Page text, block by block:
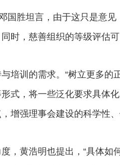
胜坦言，由于这只是意见
时，慈善组织的等级评估
训的需求。“树立更多的
式，将一些泛化要求具体
增强理事会建设的科学性
黄浩明也提出，“具体如